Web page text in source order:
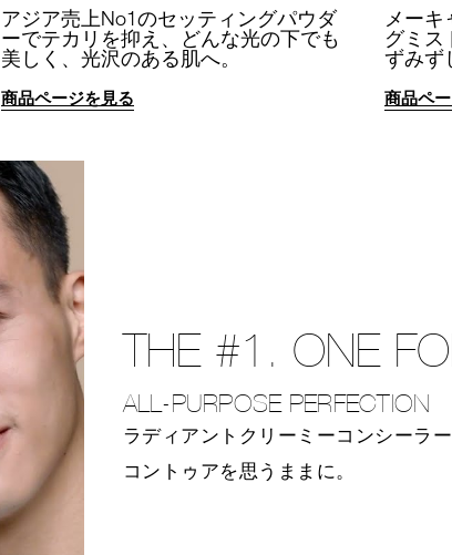
アジア売上No1のセッティングパウダ
ーでテカリを抑え、どんな光の下でも
美しく、光沢のある肌へ。
商品ページを見る
メー
グミス
ずみず
商品ペ
THE #1. ONE
ALL-PURPOSE PERFECTION
ラディアントクリーミーコンシーラ
コントゥアを思うままに。